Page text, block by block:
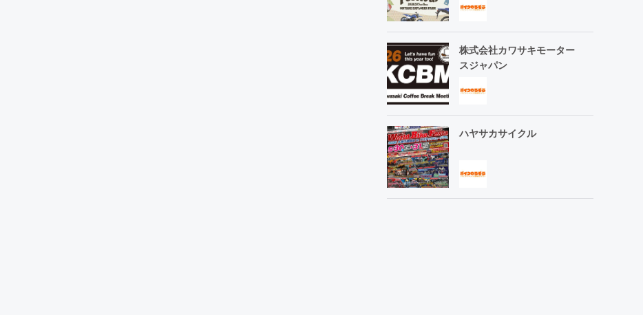
株式会社カワサキモーター
スジャパン
ハヤサカサイクル